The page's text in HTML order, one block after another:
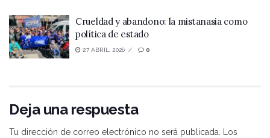
Crueldad y abandono: la mistanasia como
política de estado
27 ABRIL, 2026 0
Deja una respuesta
Tu dirección de correo electrónico no será publicada. Los